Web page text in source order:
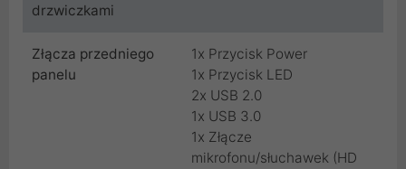
drzwiczkami
Złącza przedniego
panelu
1x Przycisk Power
1x Przycisk LED
2x USB 2.0
1x USB 3.0
1x Złącze
mikrofonu/słuchawek (HD